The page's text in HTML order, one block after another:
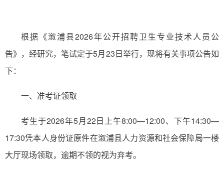
根据《溆浦县2026年公开招聘卫生专业技术人员公
告》，经研究，笔试定于5月23日举行，现将有关事项公告如
下：
一、准考证领取
考生于2026年5月22日上午8:00—12:00、下午14:30—
17:30凭本人身份证原件在溆浦县人力资源和社会保障局一楼
大厅现场领取，逾期不领的视为弃考。